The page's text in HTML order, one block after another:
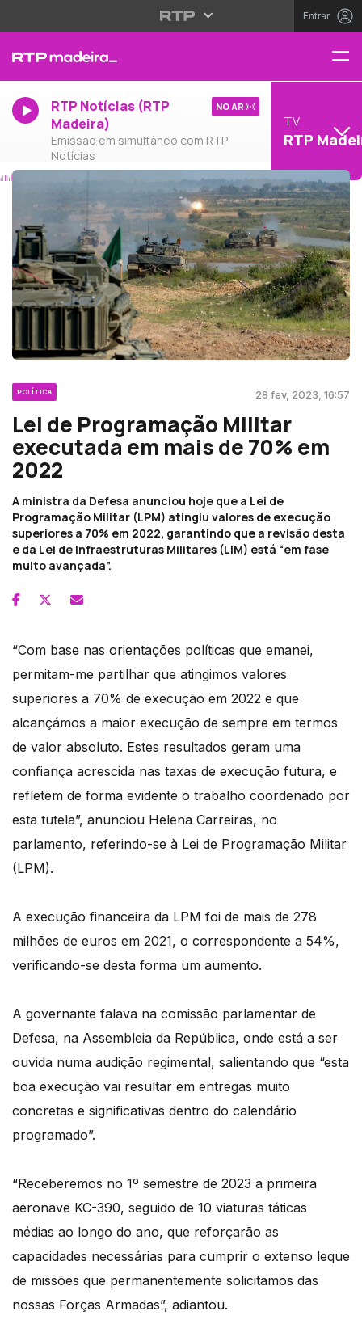
Entrar
RTP Notícias (RTP
Madeira)
Emissão em simultâneo com RTP
Notícias
NO AR
TV
RTP
POLÍTICA 28 fev, 2023, 16:57
Lei de Programação Militar
executada em mais de 70% em
2022
A ministra da Defesa anunciou hoje que a Lei de
Programação Militar (LPM) atingiu valores de execução
superiores a 70% em 2022, garantindo que a revisão desta
e da Lei de Infraestruturas Militares (LIM) está “em fase
muito avançada”.
“Com base nas orientações políticas que emanei,
permitam-me partilhar que atingimos valores
superiores a 70% de execução em 2022 e que
alcançámos a maior execução de sempre em termos
de valor absoluto. Estes resultados geram uma
confiança acrescida nas taxas de execução futura, e
refletem de forma evidente o trabalho coordenado por
esta tutela”, anunciou Helena Carreiras, no
parlamento, referindo-se à Lei de Programação Militar
(LPM).
A execução financeira da LPM foi de mais de 278
milhões de euros em 2021, o correspondente a 54%,
verificando-se desta forma um aumento.
A governante falava na comissão parlamentar de
Defesa, na Assembleia da República, onde está a ser
ouvida numa audição regimental, salientando que “esta
boa execução vai resultar em entregas muito
concretas e significativas dentro do calendário
programado”.
“Receberemos no 1º semestre de 2023 a primeira
aeronave KC-390, seguido de 10 viaturas táticas
médias ao longo do ano, que reforçarão as
capacidades necessárias para cumprir o extenso leque
de missões que permanentemente solicitamos das
nossas Forças Armadas”, adiantou.